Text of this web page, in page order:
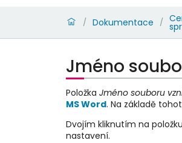
/ Dokumentace /
Jméno
Položka Jméno souboru
MS Word. Na základě
Dvojím kliknutím na položku
nastavení.